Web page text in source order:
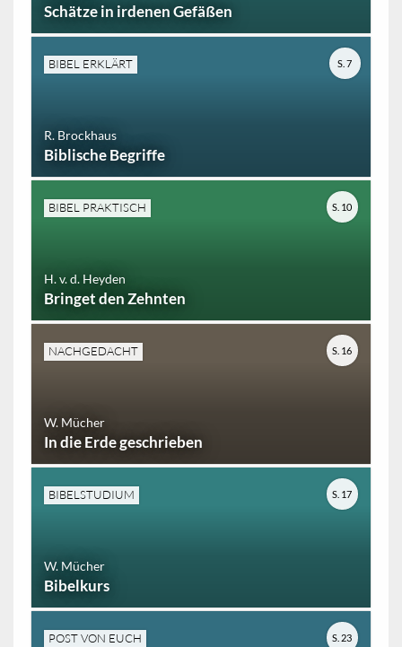
Schätze in irdenen Gefäßen
BIBEL ERKLÄRT
R. Brockhaus
Biblische Begriffe
S. 7
BIBEL PRAKTISCH
H. v. d. Heyden
Bringet den Zehnten
S. 10
NACHGEDACHT
W. Mücher
In die Erde geschrieben
S. 16
BIBELSTUDIUM
W. Mücher
Bibelkurs
S. 17
POST VON EUCH S. 23